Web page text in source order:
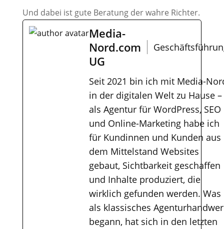
Und dabei ist gute Beratung der wahre Richter.
Media-
Nord.com
UG
Seit 2021 bin ich mit Media-
in der digitalen Welt zu Hause –
als Agentur für WordPress, SEO
und Online-Marketing habe ich
für Kundinnen und Kunden aus
dem Mittelstand Websites
gebaut, Sichtbarkeit geschaffen
und Inhalte produziert, die
wirklich gefunden werden. Was
als klassisches
begann, hat sich in den letzten